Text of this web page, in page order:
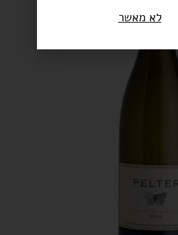
לא מאשר